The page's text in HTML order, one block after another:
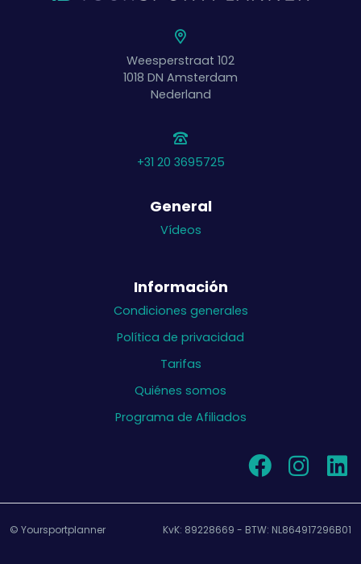
Weesperstraat 102
1018 DN Amsterdam
Nederland
+31 20 3695725
General
Vídeos
Información
Condiciones generales
Política de privacidad
Tarifas
Quiénes somos
Programa de Afiliados
© Yoursportplanner KvK: 89228669 - BTW: NL864917296B01